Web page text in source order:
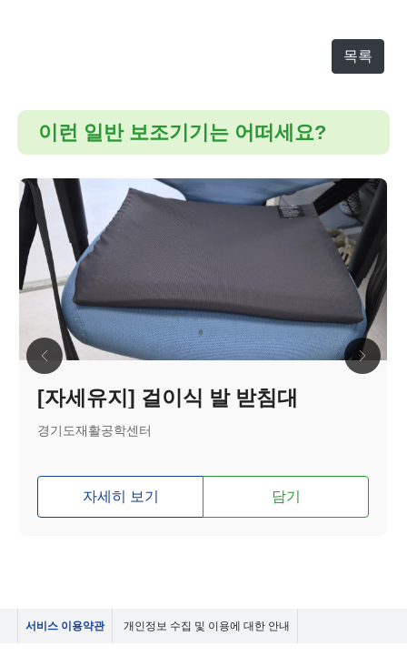
목록
이런 일반 보조기기는 어떠세요?
[자세유지] 걸이식 발 받침대
경기도재활공학센터
자세히 보기 담기
서비스 이용약관 개인정보 수집 및 이용에 대한 안내